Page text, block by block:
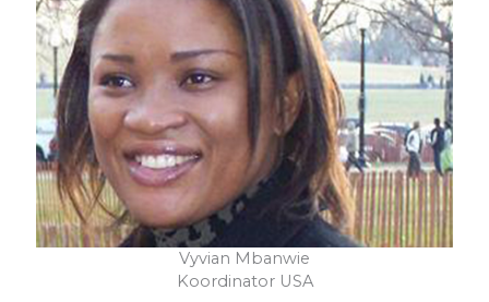
Vyvian Mbanwie
Koordinator USA